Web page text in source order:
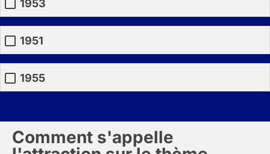
1953
1951
1955
Comment s'appelle